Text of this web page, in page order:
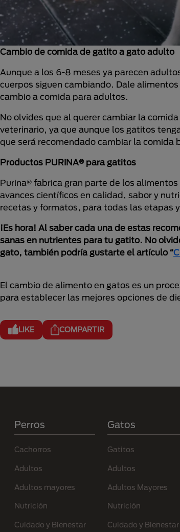
Cambio de comida de gatito a gato adulto
Aunque a los 6-8 meses ya parecen
cuerpos siguen cambiando. Dale
cambio a comida para adultos.
No olvides que al querer cambiar la
veterinario, ya que aunque los gatitos
que será recomendado cambiar la comida
Productos PURINA® para gatitos
Purina® fabrica gran parte de los
avances científicos en calidad, sabor y
recetas y formatos, para todas las etapas
¡Es hora! Al saber cada una de estas
sanas en nutrientes para tu gatito. No
gato, también podría gustarte el artículo “
El cambio de alimento en gatos es un
para establecer las mejores opciones de
LIKE COMPARTIR
Perros
Cachorros
Adultos
Adultos mayores
Nutrición
Cuidado y Bienestar
Gatos
Gatitos
Adultos
Adultos Mayores
Nutrición
Cuidado y Bienestar